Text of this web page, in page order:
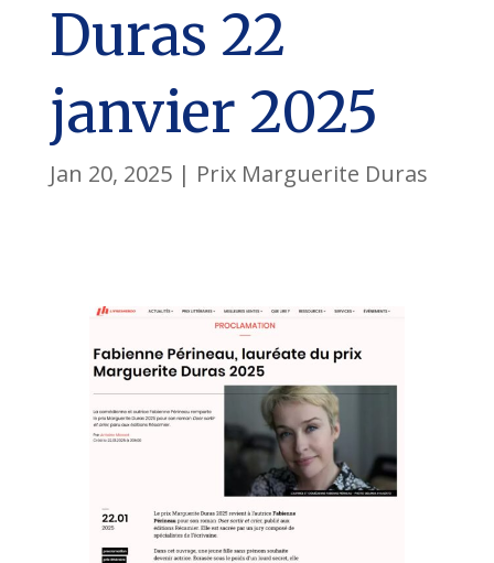
Duras 22
janvier 2025
Jan 20, 2025| Prix Marguerite Duras